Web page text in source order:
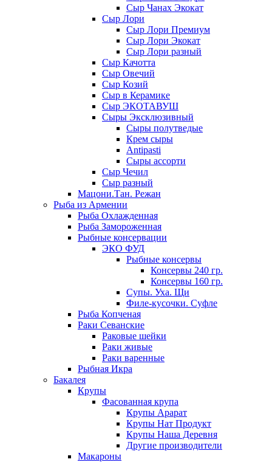
Сыр Чанах Экокат
Сыр Лори
Сыр Лори Премиум
Сыр Лори Экокат
Сыр Лори разный
Сыр Качотта
Сыр Овечий
Сыр Козий
Сыр в Керамике
Сыр ЭКОТАВУШ
Сыры Эксклюзивный
Сыры полутведые
Крем сыры
Antipasti
Сыры ассорти
Сыр Чечил
Сыр разный
Мацони.Тан. Режан
Рыба из Армении
Рыба Охлажденная
Рыба Замороженная
Рыбные консервации
ЭКО ФУД
Рыбные консервы
Консервы 240 гр.
Консервы 160 гр.
Супы. Уха. Щи
Филе-кусочки. Суфле
Рыба Копченая
Раки Севанские
Раковые шейки
Раки живые
Раки варенные
Рыбная Икра
Бакалея
Крупы
Фасованная крупа
Крупы Арарат
Крупы Нат Продукт
Крупы Наша Деревня
Другие производители
Макароны